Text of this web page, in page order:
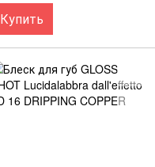
Купить